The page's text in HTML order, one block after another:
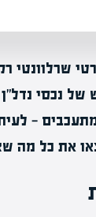
של נכסי
—
את כל מה